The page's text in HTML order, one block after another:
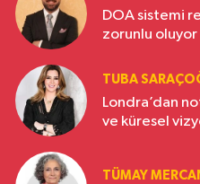
DOA sistemi
zorunlu oluyor
TUBA
Londra’dan
ve küresel
TÜMAY